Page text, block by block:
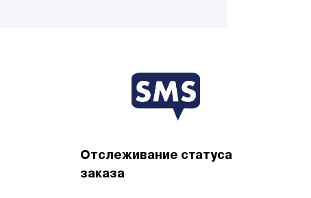
Отслеживание статуса
заказа